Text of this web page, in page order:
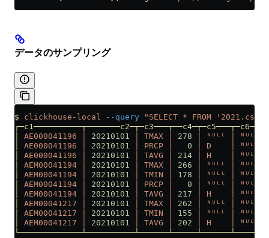
データのサンプリング
$ clickhouse-local --query "SELECT * FROM
AE000041196 20210101 TMAX 278 ᴺᵁᴸᴸ ᴺᵁᴸᴸ
AE000041196 20210101 PRCP
   0
D ᴺᵁᴸᴸ
AE000041196 20210101 TAVG 214 H ᴺᵁᴸᴸ
AEM00041194 20210101 TMAX 266 ᴺᵁᴸᴸ ᴺᵁᴸᴸ
AEM00041194 20210101 TMIN 178 ᴺᵁᴸᴸ ᴺᵁᴸᴸ
AEM00041194 20210101 PRCP
   0
ᴺᵁᴸᴸ ᴺᵁᴸᴸ
AEM00041194 20210101 TAVG 217 H ᴺᵁᴸᴸ
AEM00041217 20210101 TMAX 262 ᴺᵁᴸᴸ ᴺᵁᴸᴸ
AEM00041217 20210101 TMIN 155 ᴺᵁᴸᴸ ᴺᵁᴸᴸ
AEM00041217 20210101 TAVG 202 H ᴺᵁᴸᴸ